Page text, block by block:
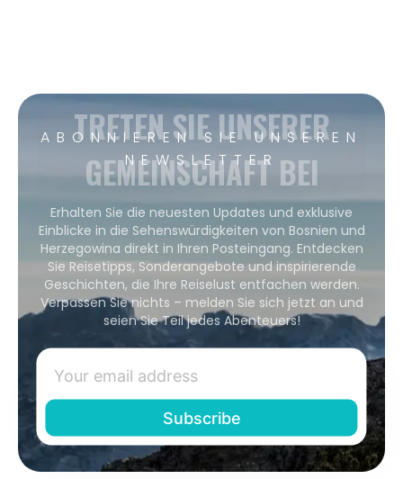
ABONNIEREN SIE UNSEREN
NEWSLETTER
TRETEN SIE UNSERER
GEMEINSCHAFT BEI
Erhalten Sie die neuesten Updates und exklusive
Einblicke in die Sehenswürdigkeiten von Bosnien und
Herzegowina direkt in Ihren Posteingang. Entdecken
Sie Reisetipps, Sonderangebote und inspirierende
Geschichten, die Ihre Reiselust entfachen werden.
Verpassen Sie nichts – melden Sie sich jetzt an und
seien Sie Teil jedes Abenteuers!